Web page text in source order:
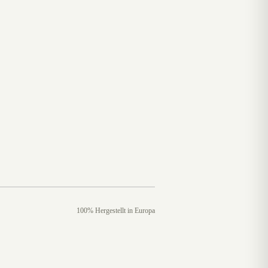
100% Hergestellt in Europa